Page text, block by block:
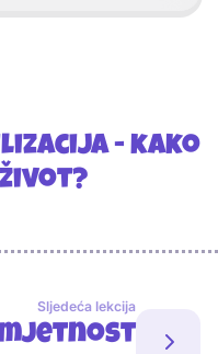
- kako
Sljedeća lekcija